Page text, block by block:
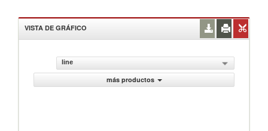
VISTA DE GRÁFICO
line
más productos